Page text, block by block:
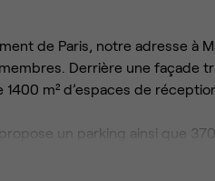
de Paris, notre adresse à
Derrière une façade
m² d’espaces de
un parking ainsi que
120 personnes, offrant